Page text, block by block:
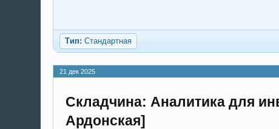
Тип: Стандартная
21 дек 2025
Складчина: Аналитика для
Ардонская]